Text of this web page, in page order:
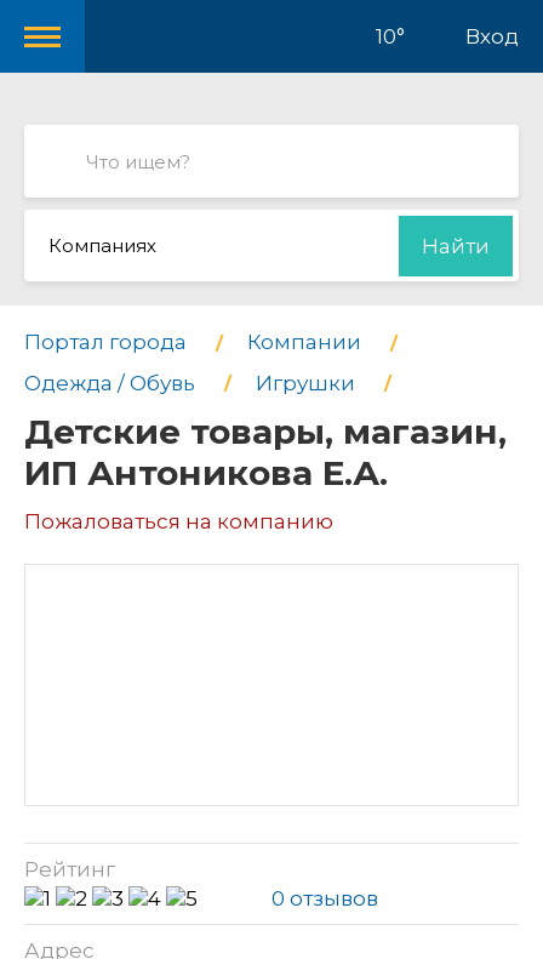
10° Вход
Компаниях Найти
Портал города
Компании
Одежда / Обувь
Игрушки
Детские товары, магазин,
ИП Антоникова Е.А.
Пожаловаться на компанию
Рейтинг
0 отзывов
Адрес